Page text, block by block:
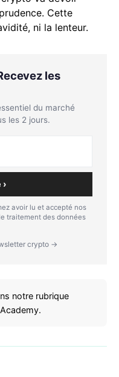
Cette
ni la lenteur.
les
du marché
les 2 jours.
avoir lu et accepté nos
traitement des données
crypto →
notre rubrique